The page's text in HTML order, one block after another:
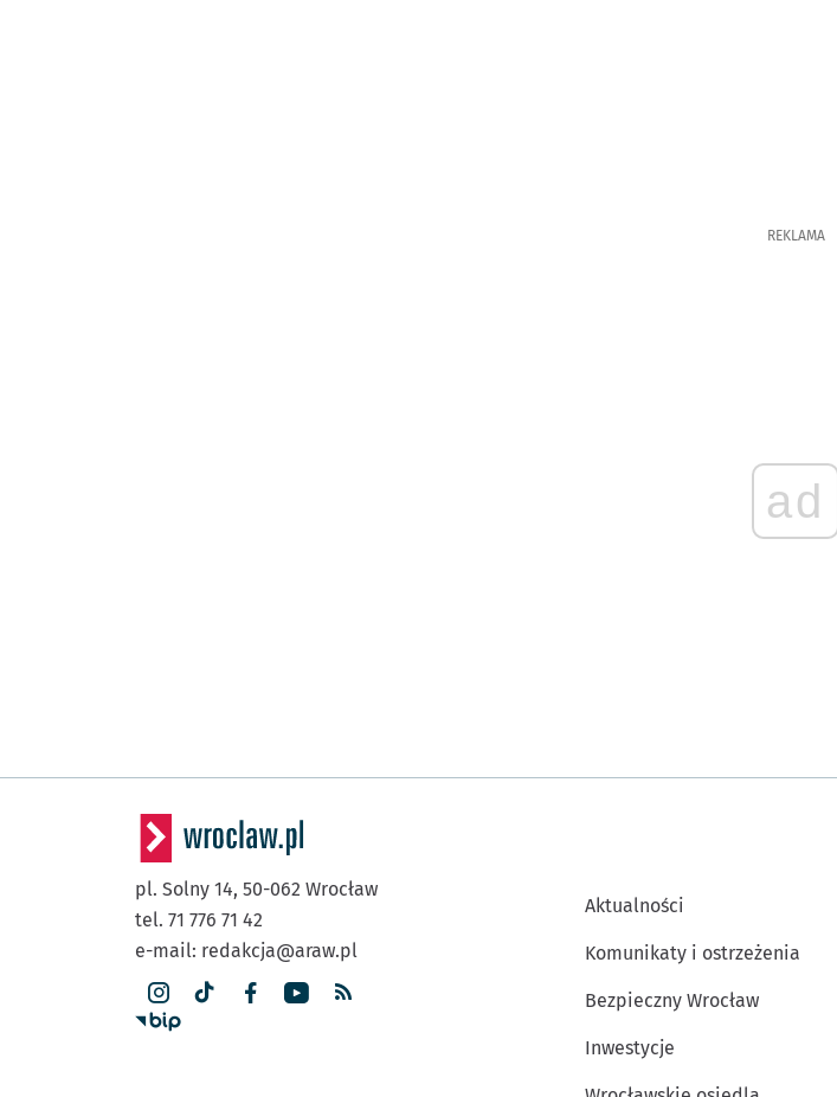
REKLAMA
ad
pl. Solny 14, 50-062 Wrocław
tel. 71 776 71 42
e-mail: redakcja@araw.pl
Aktualności
Komunikaty i ostrzeżenia
Bezpieczny Wrocław
Inwestycje